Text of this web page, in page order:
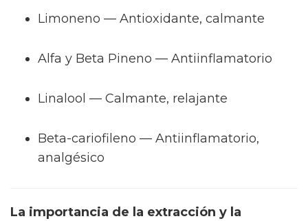
Limoneno — Antioxidante, calmante
Alfa y Beta Pineno — Antiinflamatorio
Linalool — Calmante, relajante
Beta-cariofileno — Antiinflamatorio,
analgésico
La importancia de la extracción y la